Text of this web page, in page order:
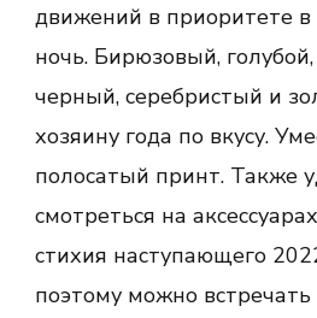
движений в приоритете
ночь. Бирюзовый,
черный, серебристый и
хозяину года по вкусу.
полосатый принт. Также
смотреться на
стихия наступающего
поэтому можно